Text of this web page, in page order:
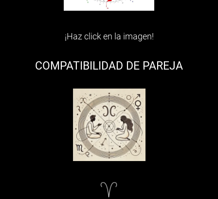
¡Haz click en la imagen!
COMPATIBILIDAD DE PAREJA